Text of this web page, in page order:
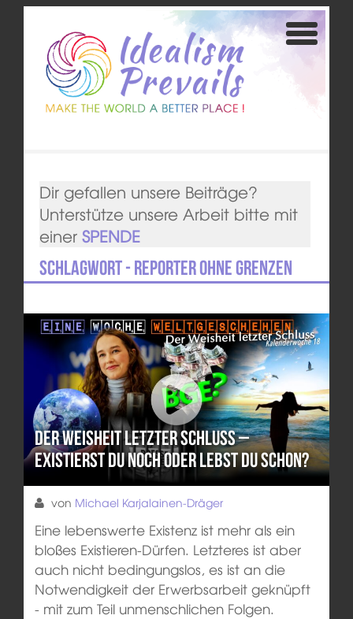
Dir gefallen unsere Beiträge?
Unterstütze unsere Arbeit bitte mit
einer SPENDE
Schlagwort - Reporter ohne Grenzen
Der Weisheit letzter Schluss –
Existierst du noch oder lebst du schon?
von Michael Karjalainen-Dräger
Eine lebenswerte Existenz ist mehr als ein
bloßes Existieren-Dürfen. Letzteres ist aber
auch nicht bedingungslos, es ist an die
Notwendigkeit der Erwerbsarbeit geknüpft
- mit zum Teil unmenschlichen Folgen.